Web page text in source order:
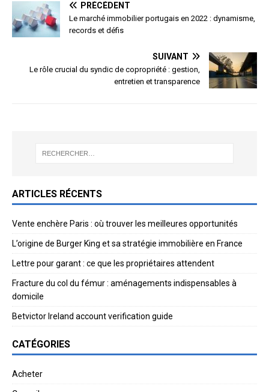
PRÉCÉDENT
Le marché immobilier portugais en 2022 : dynamisme,
records et défis
SUIVANT
Le rôle crucial du syndic de copropriété : gestion,
entretien et transparence
ARTICLES RÉCENTS
Vente enchère Paris : où trouver les meilleures opportunités
L’origine de Burger King et sa stratégie immobilière en France
Lettre pour garant : ce que les propriétaires attendent
Fracture du col du fémur : aménagements indispensables à
domicile
Betvictor Ireland account verification guide
CATÉGORIES
Acheter